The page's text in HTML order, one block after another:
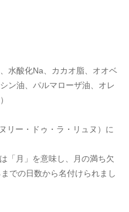
水酸化Na、カカオ脂、オオベ
ン油、パルマローザ油、オレ
）
リー・ドゥ・ラ・リュヌ）に
「月」を意味し、月の満ち欠
での日数から名付けられまし